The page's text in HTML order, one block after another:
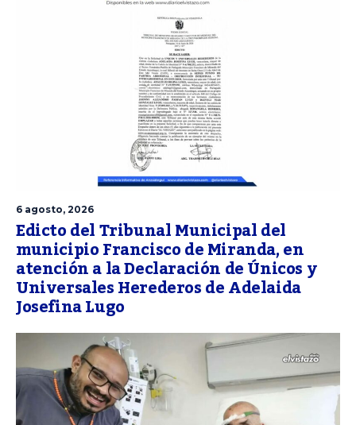
6 agosto, 2026
Edicto del Tribunal Municipal del
municipio Francisco de Miranda, en
atención a la Declaración de Únicos y
Universales Herederos de Adelaida
Josefina Lugo